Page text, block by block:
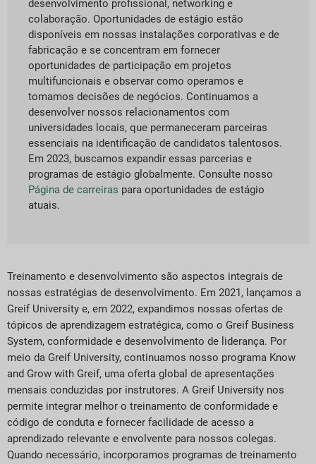
desenvolvimento profissional, networking e
colaboração. Oportunidades de estágio estão
disponíveis em nossas instalações corporativas e de
fabricação e se concentram em fornecer
oportunidades de participação em projetos
multifuncionais e observar como operamos e
tomamos decisões de negócios. Continuamos a
desenvolver nossos relacionamentos com
universidades locais, que permaneceram parceiras
essenciais na identificação de candidatos talentosos.
Em 2023, buscamos expandir essas parcerias e
programas de estágio globalmente. Consulte nosso
Página de carreiras para oportunidades de estágio
atuais.
Treinamento e desenvolvimento são aspectos integrais de
nossas estratégias de desenvolvimento. Em 2021, lançamos a
Greif University e, em 2022, expandimos nossas ofertas de
tópicos de aprendizagem estratégica, como o Greif Business
System, conformidade e desenvolvimento de liderança. Por
meio da Greif University, continuamos nosso programa Know
and Grow with Greif, uma oferta global de apresentações
mensais conduzidas por instrutores. A Greif University nos
permite integrar melhor o treinamento de conformidade e
código de conduta e fornecer facilidade de acesso a
aprendizado relevante e envolvente para nossos colegas.
Quando necessário, incorporamos programas de treinamento